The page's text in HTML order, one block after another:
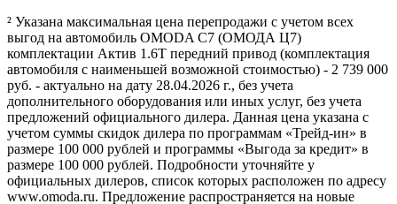
² Указана максимальная цена перепродажи с учетом всех
выгод на автомобиль OMODA C7 (ОМОДА Ц7)
комплектации Актив 1.6T передний привод (комплектация
автомобиля с наименьшей возможной стоимостью) - 2 739 000
руб. - актуально на дату 28.04.2026 г., без учета
дополнительного оборудования или иных услуг, без учета
предложений официального дилера. Данная цена указана с
учетом суммы скидок дилера по программам «Трейд-ин» в
размере 100 000 рублей и программы «Выгода за кредит» в
размере 100 000 рублей. Подробности уточняйте у
официальных дилеров, список которых расположен по адресу
www.omoda.ru. Предложение распространяется на новые